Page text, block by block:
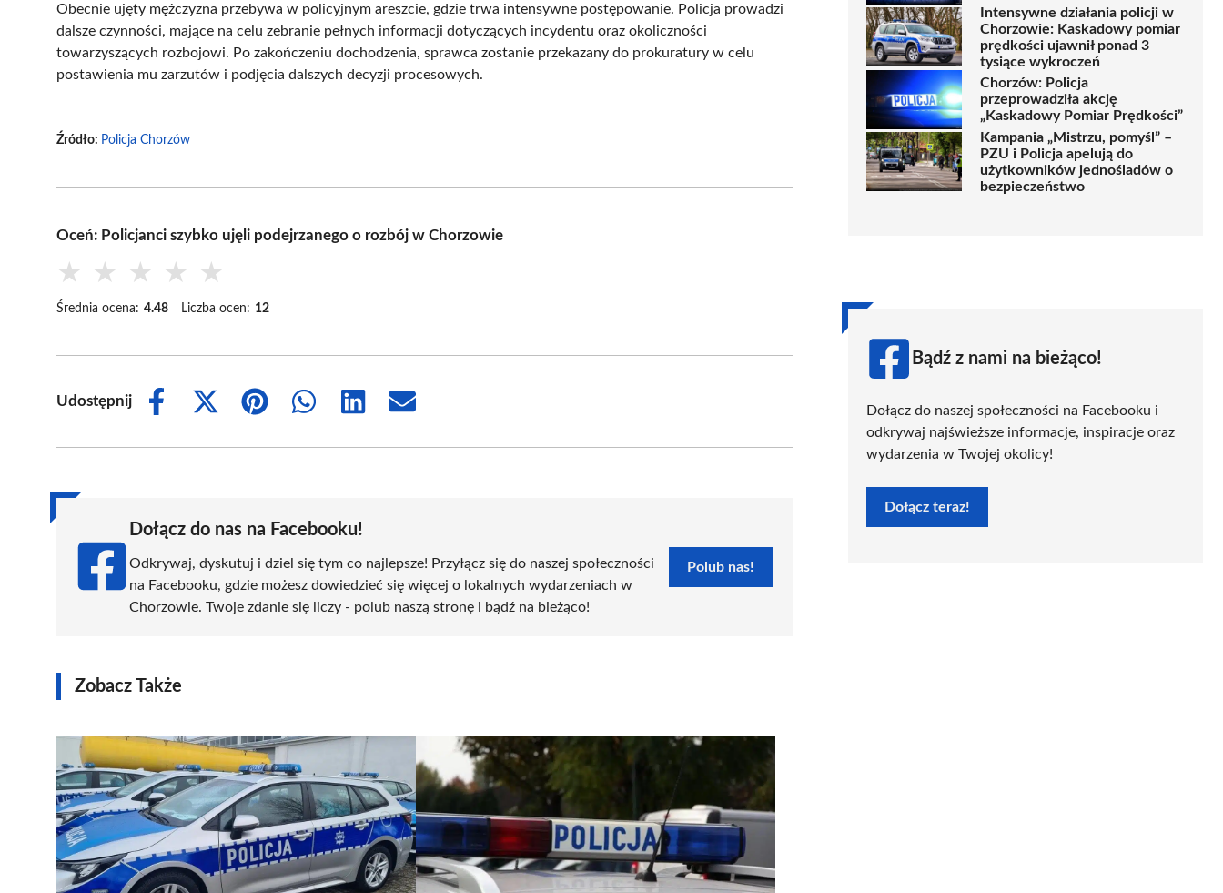
Obecnie ujęty mężczyzna przebywa w policyjnym areszcie, gdzie trwa intensywne postępowanie. Policja prowadzi
dalsze czynności, mające na celu zebranie pełnych informacji dotyczących incydentu oraz okoliczności
towarzyszących rozbojowi. Po zakończeniu dochodzenia, sprawca zostanie przekazany do prokuratury w celu
postawienia mu zarzutów i podjęcia dalszych decyzji procesowych.
Źródło: Policja Chorzów
Oceń: Policjanci szybko ujęli podejrzanego o rozbój w Chorzowie
★ ★ ★ ★ ★
Średnia ocena: 4.48 Liczba ocen: 12
Udostępnij
Share
Share
(Twitter)
Share
Share
Share
Share
Dołącz do nas na Facebooku!
Odkrywaj, dyskutuj i dziel się tym co najlepsze! Przyłącz się do naszej społeczności
na Facebooku, gdzie możesz dowiedzieć się więcej o lokalnych wydarzeniach w
Chorzowie. Twoje zdanie się liczy - polub naszą stronę i bądź na bieżąco!
Polub nas!
Zobacz Także
Intensywne działania policji w
Chorzowie: Kaskadowy pomiar
prędkości ujawnił ponad 3
tysiące wykroczeń
Chorzów: Policja
przeprowadziła akcję
„Kaskadowy Pomiar Prędkości”
Kampania „Mistrzu, pomyśl” –
PZU i Policja apelują do
użytkowników jednośladów o
bezpieczeństwo
Bądź z nami na bieżąco!
Dołącz do naszej społeczności na Facebooku i
odkrywaj najświeższe informacje, inspiracje oraz
wydarzenia w Twojej okolicy!
Dołącz teraz!